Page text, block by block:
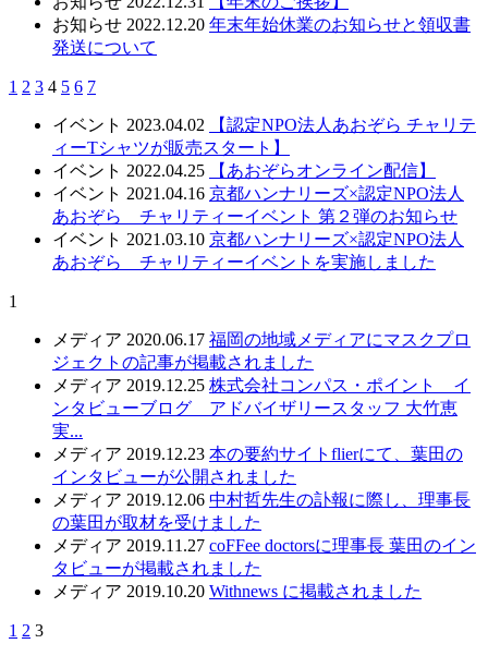
お知らせ 2022.12.20 年末年始休業のお知らせと領収書
発送について
1 2 3 4 5 6 7
イベント 2023.04.02
【認定NPO法人あおぞら チャリテ
ィーTシャツが販売スタート】
イベント 2022.04.25
【あおぞらオンライン配信】
イベント 2021.04.16 京都ハンナリーズ×認定NPO法人
あおぞら チャリティーイベント 第２弾のお知らせ
イベント 2021.03.10 京都ハンナリーズ×認定NPO法人
あおぞら チャリティーイベントを実施しました
1
メディア 2020.06.17 福岡の地域メディアにマスクプロ
ジェクトの記事が掲載されました
メディア 2019.12.25 株式会社コンパス・ポイント イ
ンタビューブログ アドバイザリースタッフ 大竹恵
実...
メディア 2019.12.23 本の要約サイトflierにて、葉田の
インタビューが公開されました
メディア 2019.12.06 中村哲先生の訃報に際し、理事長
の葉田が取材を受けました
メディア 2019.11.27 coFFee doctorsに理事長 葉田のイン
タビューが掲載されました
メディア 2019.10.20 Withnews に掲載されました
1 2 3